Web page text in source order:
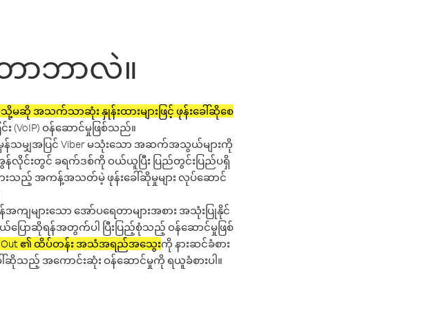
တာဘာလဲ။
ဆို အသက်သာဆုံး နှုန်းထားများဖြင့် ဖုန်းခေါ်ဆိုစေ
(VoIP) ဝန်ဆောင်မှုဖြစ်သည်။
န်သမျှအပြင် Viber မသုံးသော အဆက်အသွယ်များကို
အွန်လိုင်းတွင် ခရက်ဒစ်ကို ဝယ်ယူပြီး ပြည်တွင်းပြည်ပရှိ
ထားသည့် အကန့်အသတ်မဲ့ ဖုန်းခေါ်ဆိုမှုများ လုပ်ဆောင်
ကျများသော အော်ပရေတာများအစား အသုံးပြုနိုင်
ြောဆိုရန်အတွက်ပါ ပြီးပြည့်စုံသည့် ဝန်ဆောင်မှုဖြစ်
Out ၏ ထိပ်တန်း အသံအရည်အသွေးကို နားဆင်ခံစား
ည့် အကောင်းဆုံး ဝန်ဆောင်မှုကို ရယူခံစားပါ။